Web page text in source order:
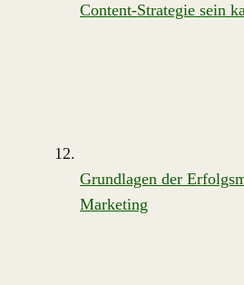
Content-Strategie sein
Grundlagen der
Marketing